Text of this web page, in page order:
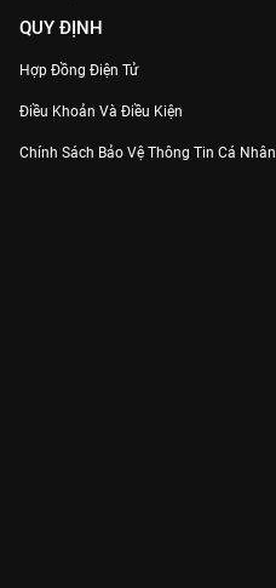
QUY ĐỊNH
Hợp Đồng Điện Tử
Điều Khoản Và Điều Kiện
Chính Sách Bảo Vệ Thông Tin Cá Nhân